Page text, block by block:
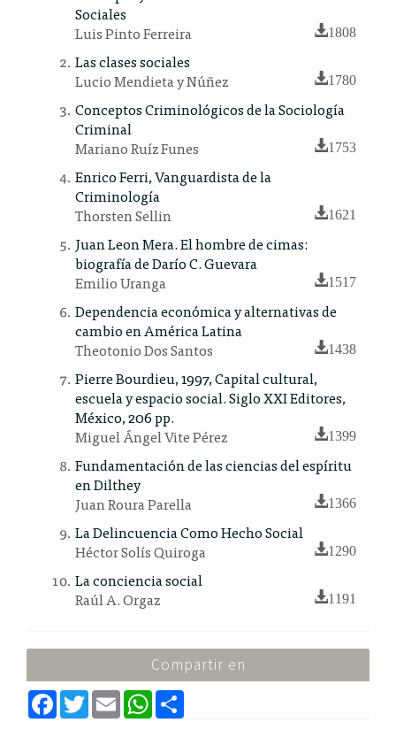
Sociales
Luis Pinto Ferreira
1808
Las clases sociales
Lucio Mendieta y Núñez
1780
Conceptos Criminológicos de la Sociología
Criminal
Mariano Ruíz Funes
1753
Enrico Ferri, Vanguardista de la
Criminología
Thorsten Sellin
1621
Juan Leon Mera. El hombre de cimas:
biografía de Darío C. Guevara
Emilio Uranga
1517
Dependencia económica y alternativas de
cambio en América Latina
Theotonio Dos Santos
1438
Pierre Bourdieu, 1997, Capital cultural,
escuela y espacio social. Siglo XXI Editores,
México, 206 pp.
Miguel Ángel Vite Pérez
1399
Fundamentación de las ciencias del espíritu
en Dilthey
Juan Roura Parella
1366
La Delincuencia Como Hecho Social
Héctor Solís Quiroga
1290
La conciencia social
Raúl A. Orgaz
1191
Compartir en
F
a
T
w
E
m
W
h